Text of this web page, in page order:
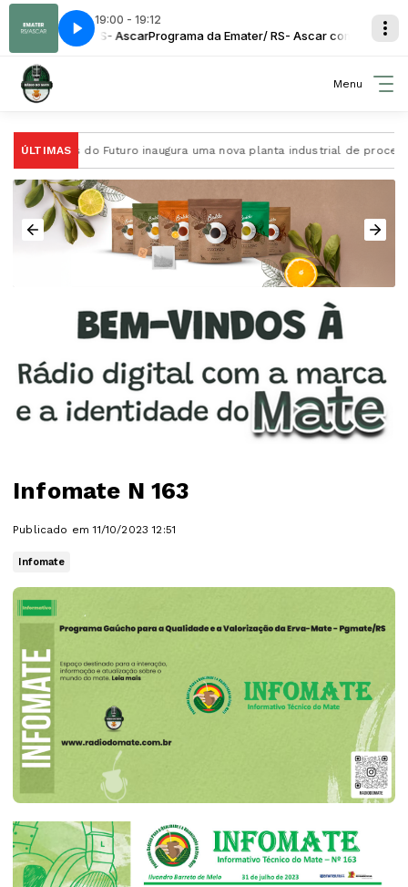
19:00 - 19:12
/ RS- AscarPrograma da Emater/ RS- Ascar com Programa
Nenito Sarturi -Léguas de Saudade
Menu
ÚLTIMAS
Ervais do Futuro inaugura uma nova planta industrial de
Infomate N 163
Publicado em 11/10/2023 12:51
Infomate